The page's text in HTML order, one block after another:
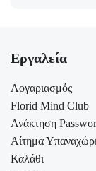
Εργαλεία
Λογαριασμός
Florid Mind Club
Ανάκτηση
Αίτημα
Καλάθι